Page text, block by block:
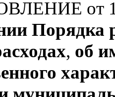
от
Порядка
, об